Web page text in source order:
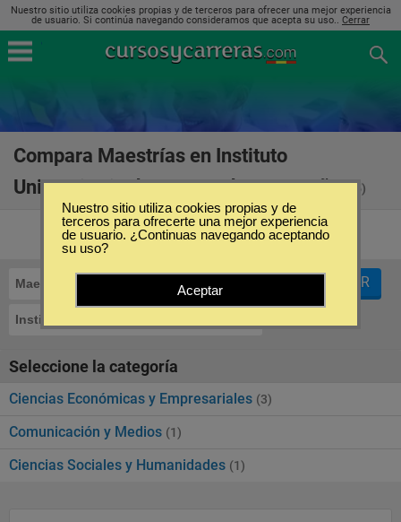
Nuestro sitio utiliza cookies propias y de terceros para ofrecer una mejor experiencia
de usuario. Si continúa navegando consideramos que acepta su uso.. Cerrar
Compara Maestrías en Instituto
Universitario de Postgrado en España
(5)
Maestrías
Instituto Universitario de Postgrado
FILTRAR
Seleccione la categoría
Ciencias Económicas y Empresariales (3)
Comunicación y Medios (1)
Ciencias Sociales y Humanidades (1)
Nuestro sitio utiliza cookies propias y de
terceros para ofrecerte una mejor experiencia
de usuario. ¿Continuas navegando aceptando
su uso?
Aceptar